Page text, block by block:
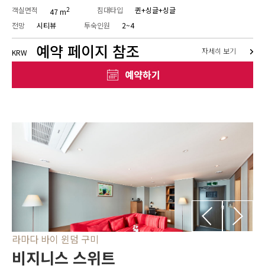
객실면적 47 m2 침대타입
퀸+싱글+싱글
전망
시티뷰 투숙인원 2~4
KRW 예약 페이지 참조 자세히 보기
라마다 바이 윈덤 구미
비지니스 스위트